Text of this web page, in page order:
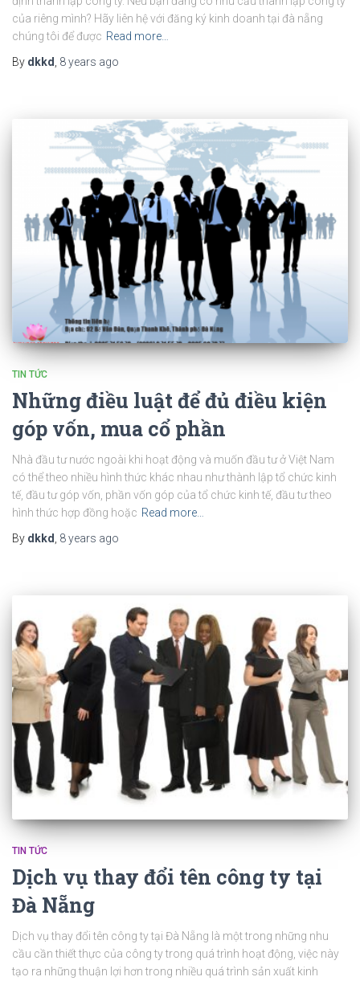
của riêng mình? Hãy liên hệ với đăng ký kinh doanh tại đà nẵng
chúng tôi để được Read more…
By dkkd, 8 years ago
TIN TỨC
Những điều luật để đủ điều kiện
góp vốn, mua cổ phần
Nhà đầu tư nước ngoài khi hoạt động và muốn đầu tư ở Việt Nam
có thể theo nhiều hình thức khác nhau như thành lập tổ chức kinh
tế, đầu tư góp vốn, phần vốn góp của tổ chức kinh tế, đầu tư theo
hình thức hợp đồng hoặc Read more…
By dkkd 8 years ago
TIN TỨC
Dịch vụ thay đổi tên công ty tại
Đà Nẵng
Dịch vụ thay đổi tên công ty tại Đà Nẵng là một trong những nhu
cầu cần thiết thực của công ty trong quá trình hoạt động, việc này
tạo ra những thuận lợi hơn trong nhiều quá trình sản xuất kinh